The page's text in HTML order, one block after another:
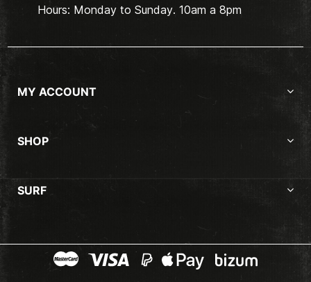
Hours: Monday to Sunday. 10am a 8pm
MY ACCOUNT
SHOP
SURF